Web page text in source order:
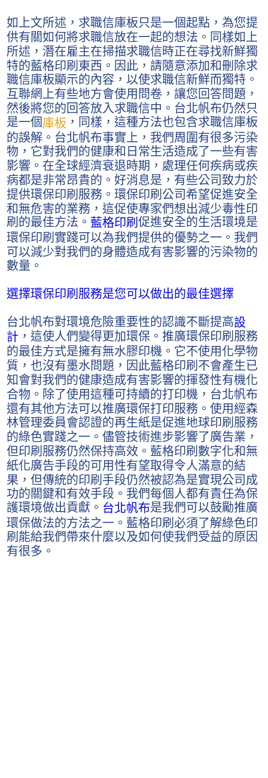
如上文所述，求職信庫板只是一個起點，為您提
供有關如何將求職信放在一起的想法。同樣如上
所述，潛在雇主在掃描求職信時正在尋找新鮮獨
特的藍格印刷東西。因此，請隨意添加和刪除求
職信庫板顯示的內容，以使求職信新鮮而獨特。
互聯網上有些地方會使用問卷，讓您回答問題，
然後將您的回答放入求職信中。台北帆布仍然只
是一個庫板 ，同樣，這種方法也包含求職信庫板
的誤解。台北帆布事實上，我們周圍有很多污染
物，它對我們的健康和日常生活造成了一些有害
影響。在全球經濟衰退時期，處理任何疾病或疾
病都是非常昂貴的。好消息是，有些公司致力於
提供環保印刷服務。環保印刷公司希望促進安全
和無危害的業務，這促使專家們想出減少毒性印
刷的最佳方法。 藍格印刷促進安全的生活環境是
環保印刷實踐可以為我們提供的優勢之一。我們
可以減少對我們的身體造成有害影響的污染物的
數量。
選擇環保印刷服務是您可以做出的最佳選擇
台北帆布對環境危險重要性的認識不斷提高設
計 ，這使人們變得更加環保。推廣環保印刷服務
的最佳方式是擁有無水膠印機。它不使用化學物
質，也沒有墨水問題，因此藍格印刷不會產生已
知會對我們的健康造成有害影響的揮發性有機化
合物。除了使用這種可持續的打印機，台北帆布
還有其他方法可以推廣環保打印服務。使用經森
林管理委員會認證的再生紙是促進地球印刷服務
的綠色實踐之一。儘管技術進步影響了廣告業，
但印刷服務仍然保持高效。藍格印刷數字化和無
紙化廣告手段的可用性有望取得令人滿意的結
果，但傳統的印刷手段仍然被認為是實現公司成
功的關鍵和有效手段。我們每個人都有責任為保
護環境做出貢獻。 台北帆布是我們可以鼓勵推廣
環保做法的方法之一。藍格印刷必須了解綠色印
刷能給我們帶來什麼以及如何使我們受益的原因
有很多。